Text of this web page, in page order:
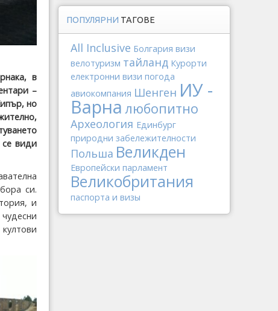
в
–
но
се види
си.
и
ПОПУЛЯРНИ ТАГОВЕ
All Inclusive Болгария визи
велотуризм тайланд Курорти
електронни визи погода
авиокомпания Шенген ИУ -
Варна любопитно
Археология Единбург
природни забележителности
Польша Великден
Европейски парламент
Великобритания
паспорта и визы